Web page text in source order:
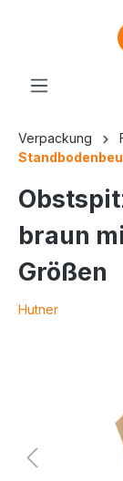
Verpackung
braun
Größen
Hutner